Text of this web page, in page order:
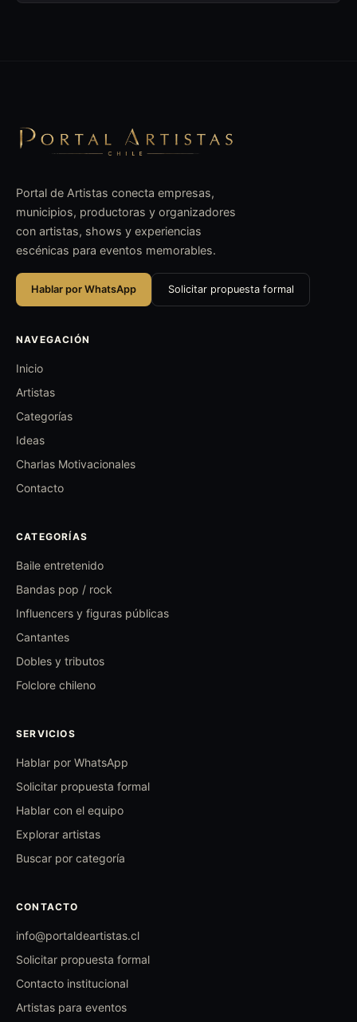
Portal de Artistas conecta empresas,
municipios, productoras y organizadores
con artistas, shows y experiencias
escénicas para eventos memorables.
Hablar por WhatsApp Solicitar propuesta formal
NAVEGACIÓN
Inicio
Artistas
Categorías
Ideas
Charlas Motivacionales
Contacto
CATEGORÍAS
Baile entretenido
Bandas pop / rock
Influencers y figuras públicas
Cantantes
Dobles y tributos
Folclore chileno
SERVICIOS
Hablar por WhatsApp
Solicitar propuesta formal
Hablar con el equipo
Explorar artistas
Buscar por categoría
CONTACTO
info@portaldeartistas.cl
Solicitar propuesta formal
Contacto institucional
Artistas para eventos